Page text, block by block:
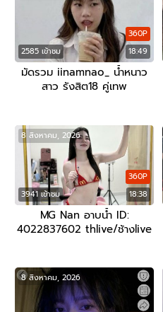
2585 เข้าชม 18:49
360P
มัดรวม iinamnao_ น้ำหนาว
สาว รังสิต18 คู่เทพ
3941 เข้าชม 18:38
360P
8 สิงหาคม, 2026
MG Nan อาบน้ำ ID:
4022837602 thlive/ช้างlive
8 สิงหาคม, 2026